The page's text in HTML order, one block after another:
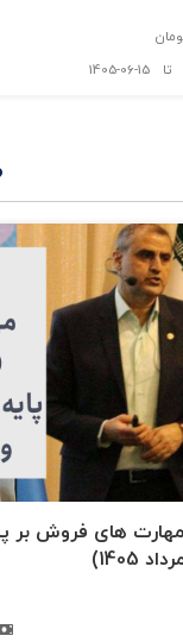
تا 1405-06-15
های فروش بر
1405)